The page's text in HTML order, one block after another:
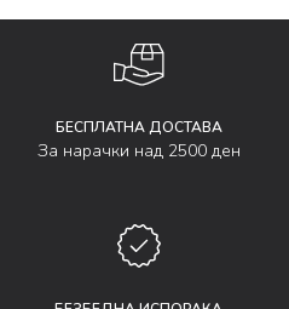
БЕСПЛАТНА ДОСТАВА
За нарачки над 2500 ден